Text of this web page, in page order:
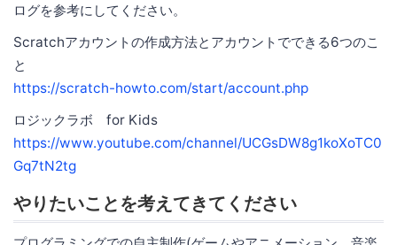
ログを参考にしてください。
Scratchアカウントの作成方法とアカウントでできる6つのこ
と
https://scratch-howto.com/start/account.php
ロジックラボ for Kids
https://www.youtube.com/channel/UCGsDW8g1koXoTC0
Gq7tN2tg
やりたいことを考えてきてください